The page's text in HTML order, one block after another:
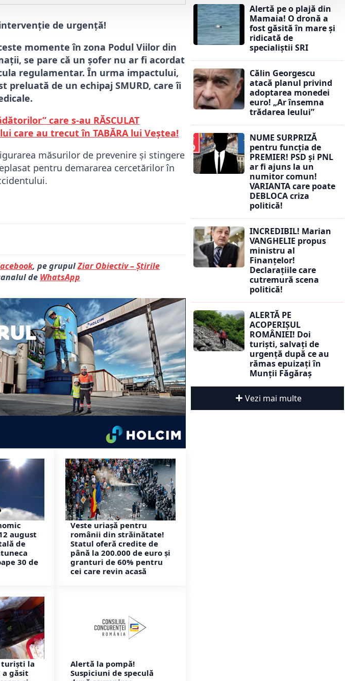
intervenție de urgență!
momente în zona Podul Viilor din
se pare că un șofer nu ar fi acordat
regulamentar. În urma impactului,
preluată de un echipaj SMURD, care îi
care s-au RĂSCULAT
care au trecut în TABĂRA lui Veștea!
măsurilor de prevenire și stingere
pentru demararea cercetărilor în
, pe grupulZiar Obiectiv – Știrile
de WhatsApp
august
de
30 de
Veste uriașă pentru
românii din străinătate!
Statul oferă credite de
până la 200.000 de euro și
granturi de 60% pentru
cei care revin acasă
turiști la
a găsit
Alertă la pompă!
Suspiciuni de speculă
Alertă pe o plajă din
Mamaia! O dronă a
fost găsită în mare și
ridicată de
specialiștii SRI
Călin Georgescu
atacă planul privind
adoptarea monedei
euro! „Ar însemna
trădarea leului”
NUME SURPRIZĂ
pentru funcția de
PREMIER! PSD și PNL
ar fi ajuns la un
numitor comun!
VARIANTA care poate
DEBLOCA criza
politică!
INCREDIBIL! Marian
VANGHELIE propus
ministru al
Finanțelor!
Declarațiile care
cutremură scena
politică!
ALERTĂ PE
ACOPERIȘUL
ROMÂNIEI! Doi
turiști, salvați de
urgență după ce au
rămas epuizați în
Munții Făgăraș
Vezi mai multe